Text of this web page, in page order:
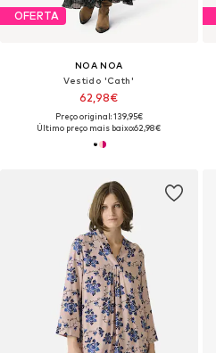
OFERTA
NOA NOA
Vestido 'Cath'
62,98€
Preço original: 139,95€
Último preço mais baixo:62,98€